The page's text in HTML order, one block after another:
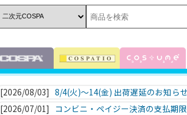
[2026/08/03] 8/4(火)～14(金) 出荷遅延のお知らせ
[2026/07/01]
コンビニ・ペイジー決済の支払期